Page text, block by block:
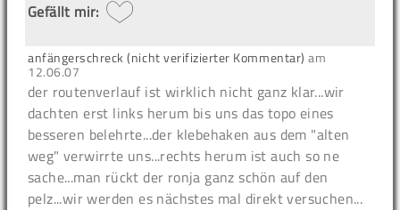
Gefällt mir:
anfängerschreck (nicht verifizierter Kommentar) am
12.06.07
der routenverlauf ist wirklich nicht ganz klar...wir
dachten erst links herum bis uns das topo eines
besseren belehrte...der klebehaken aus dem "alten
weg" verwirrte uns...rechts herum ist auch so ne
sache...man rückt der ronja ganz schön auf den
pelz...wir werden es nächstes mal direkt versuchen...